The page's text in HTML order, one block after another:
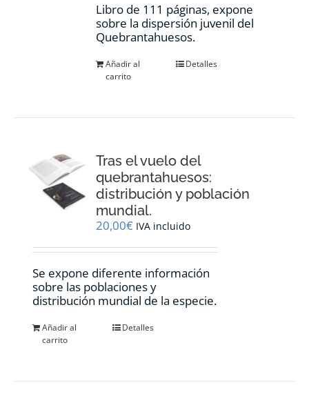
Libro de 111 páginas, expone
sobre la dispersión juvenil del
Quebrantahuesos.
Añadir al
carrito
Detalles
Tras el vuelo del
quebrantahuesos:
distribución y población
mundial.
20,00€ IVA incluido
Se expone diferente información
sobre las poblaciones y
distribución mundial de la especie.
Añadir al
carrito
Detalles